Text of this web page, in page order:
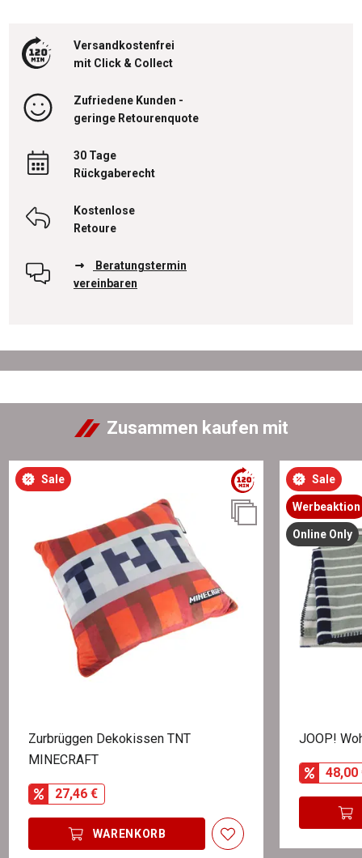
Versandkostenfrei
mit Click & Collect
Zufriedene Kunden -
geringe Retourenquote
30 Tage
Rückgaberecht
Kostenlose
Retoure
Beratungstermin
vereinbaren
Zusammen kaufen mit
Sale
Zurbrüggen Dekokissen TNT
MINECRAFT
27,46 €
WARENKORB
Sale
Werbeaktion
Online Only
JOOP!
48,00